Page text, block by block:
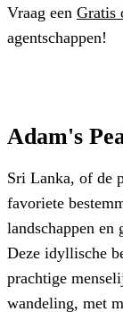
Vraag een Gratis
agentschappen!
Adam's
Sri Lanka, of de
favoriete
landschappen en
Deze idyllische
prachtige
wandeling, met